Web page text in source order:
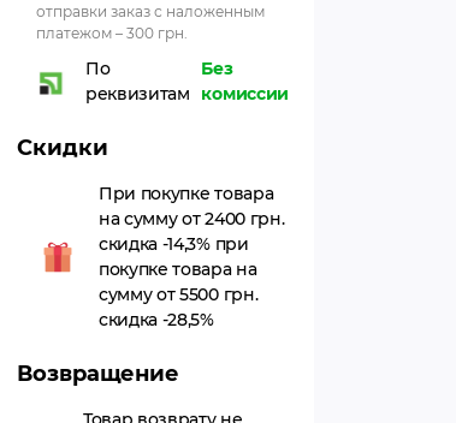
отправки заказ с наложенным
платежом – 300 грн.
По
реквизитам
Без
комиссии
Скидки
При покупке товара
на сумму от 2400 грн.
скидка -14,3% при
покупке товара на
сумму от 5500 грн.
скидка -28,5%
Возвращение